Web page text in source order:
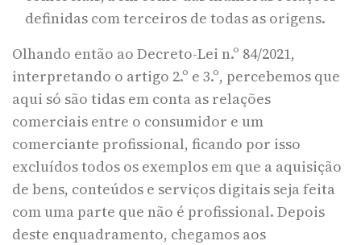
definidas com terceiros de todas as origens.
Olhando então ao Decreto-Lei n.º 84/2021,
interpretando o artigo 2.º e 3.º, percebemos que
aqui só são tidas em conta as relações
comerciais entre o consumidor e um
comerciante profissional, ficando por isso
excluídos todos os exemplos em que a aquisição
de bens, conteúdos e serviços digitais seja feita
com uma parte que não é profissional. Depois
deste enquadramento, chegamos aos